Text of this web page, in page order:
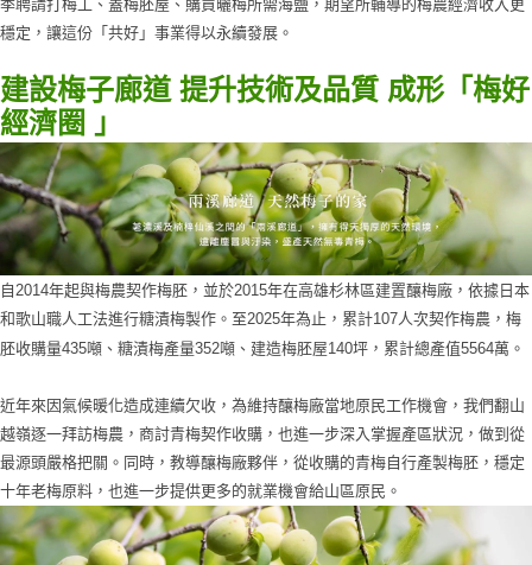
季聘請打梅工、蓋梅胚屋、購買曬梅所需海鹽，期望所輔導的梅農經濟收入更
穩定，讓這份「共好」事業得以永續發展。
建設梅子廊道 提升技術及品質 成形「梅好
經濟圈 」
自2014年起與梅農契作梅胚，並於2015年在高雄杉林區建置釀梅廠，依據日本
和歌山職人工法進行糖漬梅製作。至2025年為止，累計107人次契作梅農，梅
胚收購量435噸、糖漬梅產量352噸、建造梅胚屋140坪，累計總產值5564萬。
近年來因氣候暖化造成連續欠收，為維持釀梅廠當地原民工作機會，我們翻山
越嶺逐一拜訪梅農，商討青梅契作收購，也進一步深入掌握產區狀況，做到從
最源頭嚴格把關。同時，教導釀梅廠夥伴，從收購的青梅自行產製梅胚，穩定
十年老梅原料，也進一步提供更多的就業機會給山區原民。